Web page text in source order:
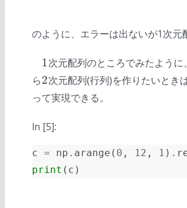
のように、エラーは出ないが1次
1
1次元配列のところでみたように、
ら2
2次元配列(行列)を作りたいときは
って実現できる。
In [5]:
c = np . arange ( 0 , 12 , 1 ) .
print ( c )